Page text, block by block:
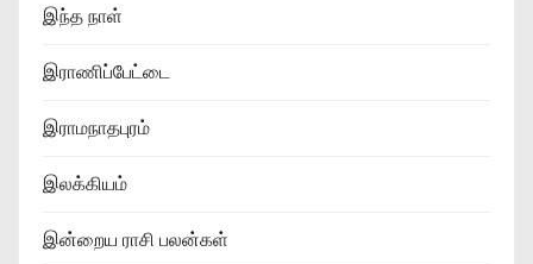
இந்த நாள்
இராணிப்பேட்டை
இராமநாதபுரம்
இலக்கியம்
இன்றைய ராசி பலன்கள்